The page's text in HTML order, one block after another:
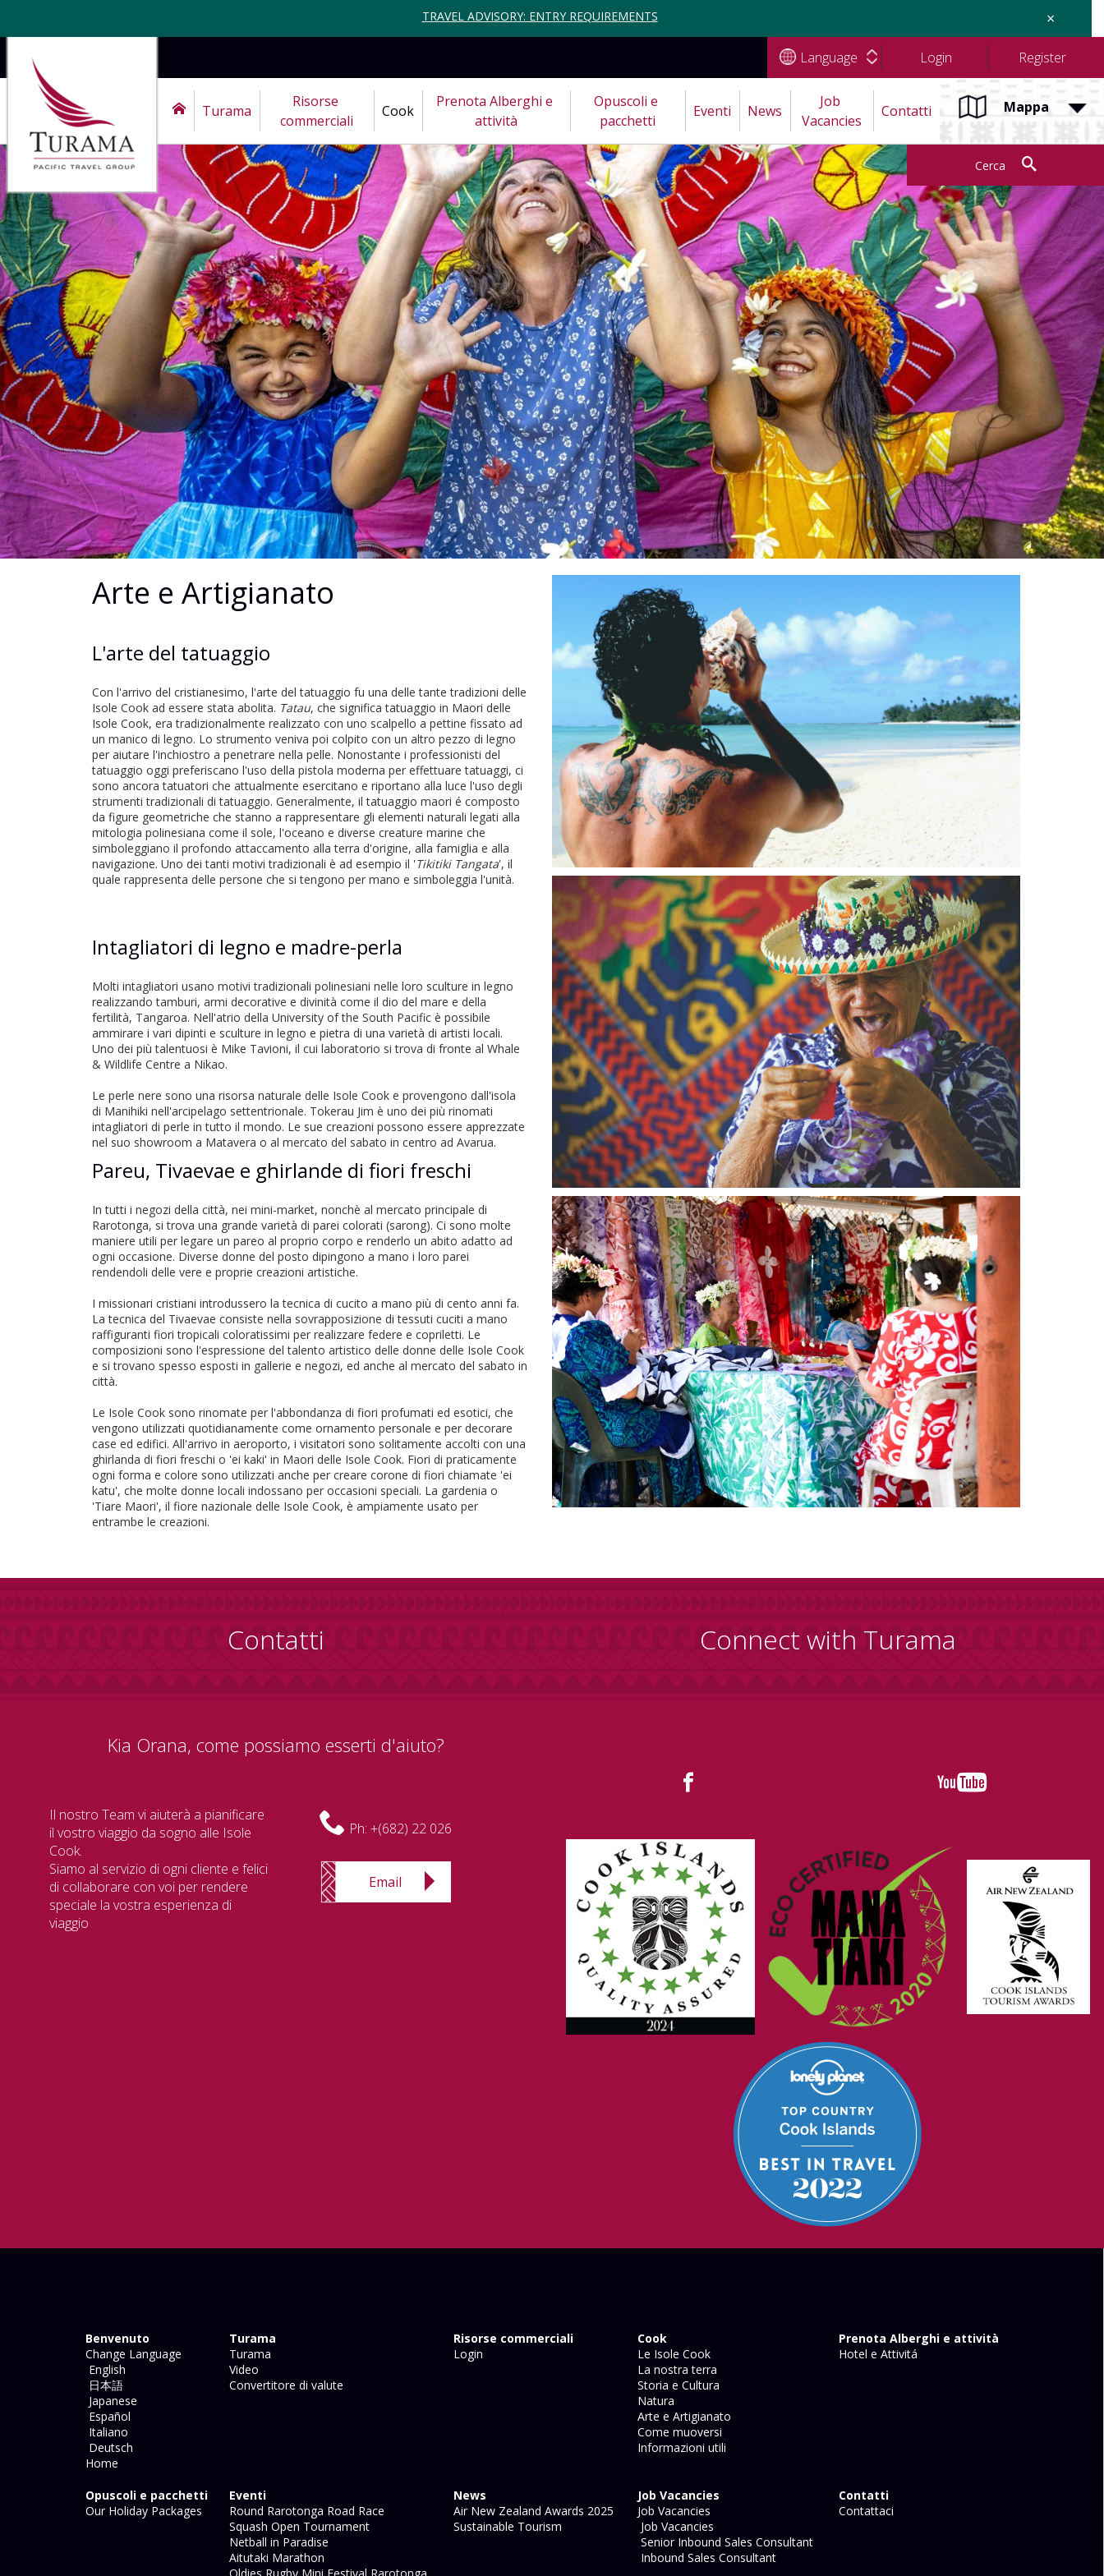
TRAVEL ADVISORY: ENTRY REQUIREMENTS ×
Language Login Register
Turama
Risorse
commerciali
Cook
Prenota Alberghi e
attività
Opuscoli e
pacchetti
Eventi News
Job
Vacancies
Contatti Mappa
Cerca
Arte e Artigianato
L'arte del tatuaggio
Con l'arrivo del cristianesimo, l'arte del tatuaggio fu una delle tante tradizioni delle
Isole Cook ad essere stata abolita. Tatau, che significa tatuaggio in Maori delle
Isole Cook, era tradizionalmente realizzato con uno scalpello a pettine fissato ad
un manico di legno. Lo strumento veniva poi colpito con un altro pezzo di legno
per aiutare l'inchiostro a penetrare nella pelle. Nonostante i professionisti del
tatuaggio oggi preferiscano l'uso della pistola moderna per effettuare tatuaggi, ci
sono ancora tatuatori che attualmente esercitano e riportano alla luce l'uso degli
strumenti tradizionali di tatuaggio. Generalmente, il tatuaggio maori é composto
da figure geometriche che stanno a rappresentare gli elementi naturali legati alla
mitologia polinesiana come il sole, l'oceano e diverse creature marine che
simboleggiano il profondo attaccamento alla terra d'origine, alla famiglia e alla
navigazione. Uno dei tanti motivi tradizionali è ad esempio il 'Tikitiki Tangata', il
quale rappresenta delle persone che si tengono per mano e simboleggia l'unità.
Intagliatori di legno e madre-perla
Molti intagliatori usano motivi tradizionali polinesiani nelle loro sculture in legno
realizzando tamburi, armi decorative e divinità come il dio del mare e della
fertilità, Tangaroa. Nell'atrio della University of the South Pacific è possibile
ammirare i vari dipinti e sculture in legno e pietra di una varietà di artisti locali.
Uno dei più talentuosi è Mike Tavioni, il cui laboratorio si trova di fronte al Whale
& Wildlife Centre a Nikao.
Le perle nere sono una risorsa naturale delle Isole Cook e provengono dall'isola
di Manihiki nell'arcipelago settentrionale. Tokerau Jim è uno dei più rinomati
intagliatori di perle in tutto il mondo. Le sue creazioni possono essere apprezzate
nel suo showroom a Matavera o al mercato del sabato in centro ad Avarua.
Pareu, Tivaevae e ghirlande di fiori freschi
In tutti i negozi della città, nei mini-market, nonchè al mercato principale di
Rarotonga, si trova una grande varietà di parei colorati (sarong). Ci sono molte
maniere utili per legare un pareo al proprio corpo e renderlo un abito adatto ad
ogni occasione. Diverse donne del posto dipingono a mano i loro parei
rendendoli delle vere e proprie creazioni artistiche.
I missionari cristiani introdussero la tecnica di cucito a mano più di cento anni fa.
La tecnica del Tivaevae consiste nella sovrapposizione di tessuti cuciti a mano
raffiguranti fiori tropicali coloratissimi per realizzare federe e copriletti. Le
composizioni sono l'espressione del talento artistico delle donne delle Isole Cook
e si trovano spesso esposti in gallerie e negozi, ed anche al mercato del sabato in
città.
Le Isole Cook sono rinomate per l'abbondanza di fiori profumati ed esotici, che
vengono utilizzati quotidianamente come ornamento personale e per decorare
case ed edifici. All'arrivo in aeroporto, i visitatori sono solitamente accolti con una
ghirlanda di fiori freschi o 'ei kaki' in Maori delle Isole Cook. Fiori di praticamente
ogni forma e colore sono utilizzati anche per creare corone di fiori chiamate 'ei
katu', che molte donne locali indossano per occasioni speciali. La gardenia o
'Tiare Maori', il fiore nazionale delle Isole Cook, è ampiamente usato per
entrambe le creazioni.
Contatti
Kia Orana, come possiamo esserti d'aiuto?
Il nostro Team vi aiuterà a pianificare
il vostro viaggio da sogno alle Isole
Cook.
Siamo al servizio di ogni cliente e felici
di collaborare con voi per rendere
speciale la vostra esperienza di
viaggio
Ph: +(682) 22 026
Email
Connect with Turama
Benvenuto
Change Language
English
日本語
Japanese
Español
Italiano
Deutsch
Home
Turama
Turama
Video
Convertitore di valute
Risorse commerciali
Login
Cook
Le Isole Cook
La nostra terra
Storia e Cultura
Natura
Arte e Artigianato
Come muoversi
Informazioni utili
Prenota Alberghi e attività
Hotel e Attivitá
Opuscoli e pacchetti
Our Holiday Packages
Eventi
Round Rarotonga Road Race
Squash Open Tournament
Netball in Paradise
Aitutaki Marathon
News
Air New Zealand Awards 2025
Sustainable Tourism
Job Vacancies
Job Vacancies
Job Vacancies
Senior Inbound Sales Consultant
Inbound Sales Consultant
Contatti
Contattaci